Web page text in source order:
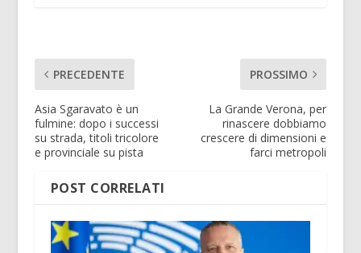
PRECEDENTE
Asia Sgaravato è un
fulmine: dopo i successi
su strada, titoli tricolore
e provinciale su pista
PROSSIMO
La Grande Verona, per
rinascere dobbiamo
crescere di dimensioni e
farci metropoli
POST CORRELATI